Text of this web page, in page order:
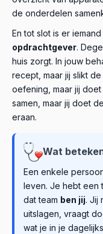
de onderdelen
En tot slot is er
opdrachtgever.
huis zorgt. In jouw
recept, maar jij slikt
oefening, maar jij
samen, maar jij doet
eraan.
Wat
Een enkele
leven. Je hebt een
dat team ben jij. Jij
uitslagen, vraagt
wat je in je